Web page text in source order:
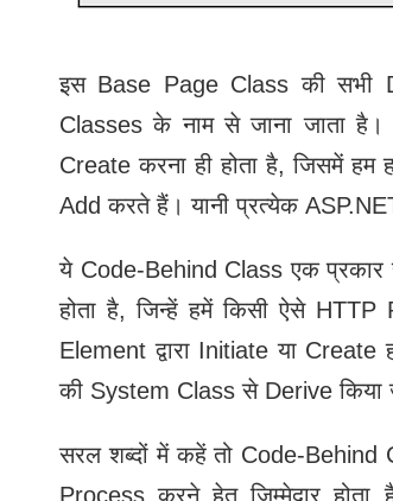
इस Base Page Class की सभी
Classes के नाम से जाना जाता
Create करना ही होता है, जिसमें
Add करते हैं। यानी प्रत्येक
ये Code-Behind Class एक
होता है, जिन्हें हमें किसी ऐसे
Element द्वारा Initiate या
की System Class से Derive किया
सरल शब्दों में कहें तो Code-Behind
Process करने हेतु जिम्मेदार